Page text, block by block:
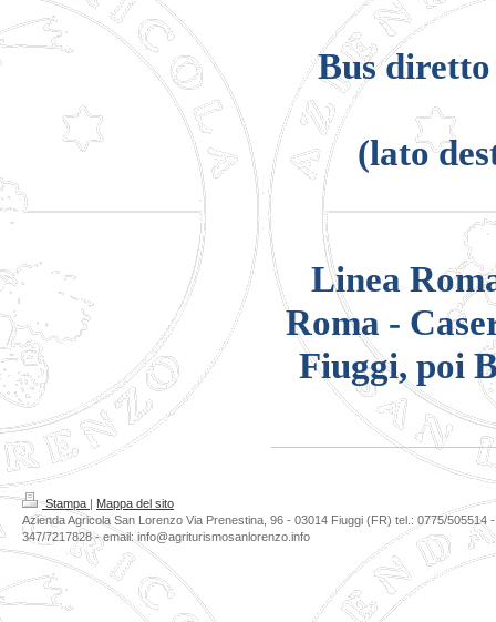
Bus
(lato
Linea
Roma -
Fiuggi, poi
Stampa | Mappa del sito
Azienda Agricola San Lorenzo Via Prenestina, 96 - 03014 Fiuggi (FR) tel.: 0775/505514
347/7217828 - email: info@agriturismosanlorenzo.info